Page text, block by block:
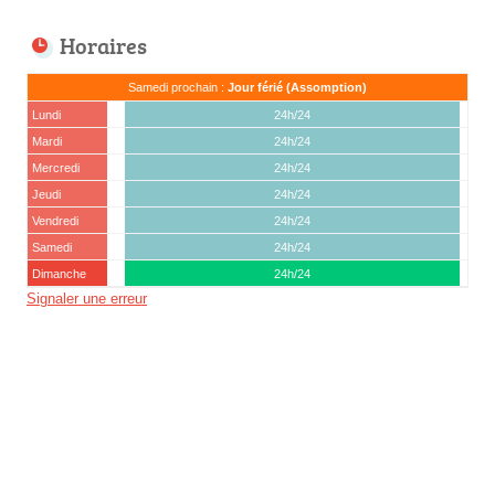
Horaires
Samedi prochain : Jour férié (Assomption)
Lundi
24h/24
Mardi
24h/24
Mercredi
24h/24
Jeudi
24h/24
Vendredi
24h/24
Samedi
24h/24
Dimanche
24h/24
Signaler une erreur